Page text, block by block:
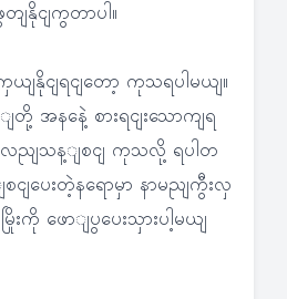
နိုငျကွတာပါ။
ကှယျနိုငျရငျတော့ ကုသရပါမယျ။
အနနေဲ့ စားရငျးသောကျရ
လညျသန့ျစငျ ကုသလို့ ရပါတ
ပေးတဲ့နရောမှာ နာမညျကွီးလှ
းကို ဖောျပွပေးသှားပါ့မယျ